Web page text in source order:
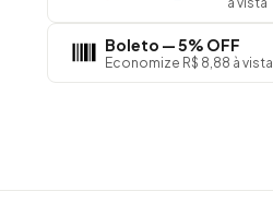
Boleto — 5% OFF
Economize R$ 8,88 à vista